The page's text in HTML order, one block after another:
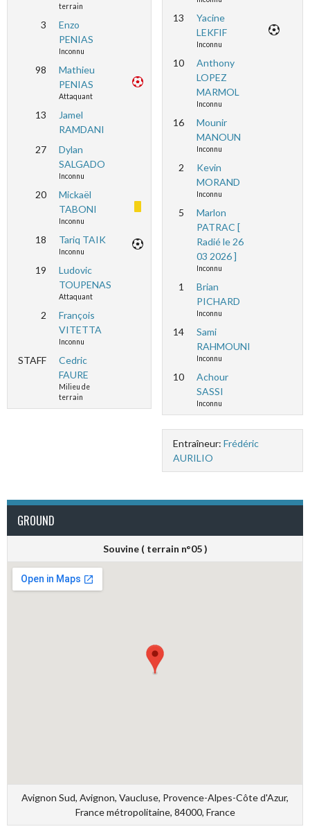
terrain
3
Enzo
PENIAS
Inconnu
98
Mathieu
PENIAS
Attaquant
13
Jamel
RAMDANI
27
Dylan
SALGADO
Inconnu
20
Mickaël
TABONI
Inconnu
18 Tariq TAIK
Inconnu
19
Ludovic
TOUPENAS
Attaquant
2
François
VITETTA
Inconnu
STAFF
Cedric
FAURE
Milieu de
terrain
13
Yacine
LEKFIF
Inconnu
10
Anthony
LOPEZ
MARMOL
Inconnu
16
Mounir
MANOUN
Inconnu
2
Kevin
MORAND
Inconnu
5
Marlon
PATRAC [
Radié le 26
03 2026 ]
Inconnu
1
Brian
PICHARD
Inconnu
14
Sami
RAHMOUNI
Inconnu
10
Achour
SASSI
Inconnu
Entraîneur: Frédéric
AURILIO
GROUND
Souvine ( terrain n°05 )
Avignon Sud, Avignon, Vaucluse, Provence-Alpes-Côte d'Azur,
France métropolitaine, 84000, France